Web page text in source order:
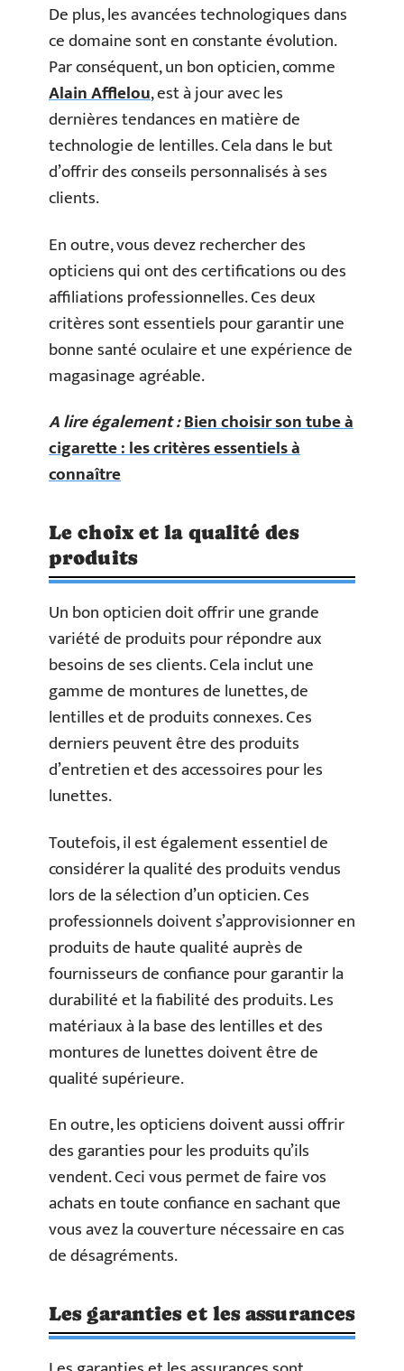
De plus, les avancées technologiques dans
ce domaine sont en constante évolution.
Par conséquent, un bon opticien, comme
Alain Afflelou, est à jour avec les
dernières tendances en matière de
technologie de lentilles. Cela dans le but
d’offrir des conseils personnalisés à ses
clients.
En outre, vous devez rechercher des
opticiens qui ont des certifications ou des
affiliations professionnelles. Ces deux
critères sont essentiels pour garantir une
bonne santé oculaire et une expérience de
magasinage agréable.
A lire également :Bien choisir son tube à
cigarette : les critères essentiels à
connaître
Le choix et la qualité des
produits
Un bon opticien doit offrir une grande
variété de produits pour répondre aux
besoins de ses clients. Cela inclut une
gamme de montures de lunettes, de
lentilles et de produits connexes. Ces
derniers peuvent être des produits
d’entretien et des accessoires pour les
lunettes.
Toutefois, il est également essentiel de
considérer la qualité des produits vendus
lors de la sélection d’un opticien. Ces
professionnels doivent s’approvisionner en
produits de haute qualité auprès de
fournisseurs de confiance pour garantir la
durabilité et la fiabilité des produits. Les
matériaux à la base des lentilles et des
montures de lunettes doivent être de
qualité supérieure.
En outre, les opticiens doivent aussi offrir
des garanties pour les produits qu’ils
vendent. Ceci vous permet de faire vos
achats en toute confiance en sachant que
vous avez la couverture nécessaire en cas
de désagréments.
Les garanties et les assurances